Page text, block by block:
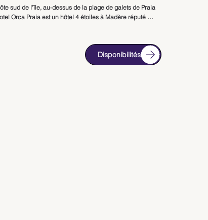
sud de l’île, au-dessus de la plage de galets de Praia
Orca Praia est un hôtel 4 étoiles à Madère réputé
et suites disposent d’un balcon privé avec vue
Un accès direct à la plage est également
chemin aménagé.
de découverte de Funchal.
Disponibilités